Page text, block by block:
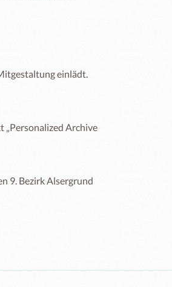
einlädt.
„Personalized Archive
9. Bezirk Alsergrund